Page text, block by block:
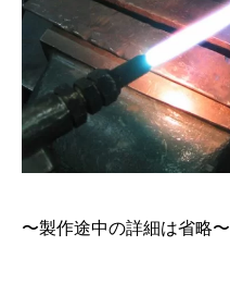
〜製作途中の詳細は省略〜